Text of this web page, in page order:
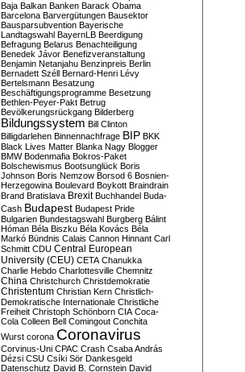
Baja Balkan Banken Barack Obama
Barcelona Barvergütungen Bausektor
Bausparsubvention Bayerische
Landtagswahl BayernLB Beerdigung
Befragung Belarus Benachteiligung
Benedek Jávor Benefizveranstaltung
Benjamin Netanjahu Benzinpreis Berlin
Bernadett Széll Bernard-Henri Lévy
Bertelsmann Besatzung
Beschäftigungsprogramme Besetzung
Bethlen-Peyer-Pakt Betrug
Bevölkerungsrückgang Bilderberg
Bildungssystem Bill Clinton
Billigdarlehen Binnennachfrage BIP BKK
Black Lives Matter Blanka Nagy Blogger
BMW Bodenmafia Bokros-Paket
Bolschewismus Bootsunglück Boris
Johnson Boris Nemzow Borsod 6 Bosnien-
Herzegowina Boulevard Boykott Braindrain
Brand Bratislava Brexit Buchhandel Buda-
Cash Budapest Budapest Pride
Bulgarien Bundestagswahl Burgberg Bálint
Hóman Béla Biszku Béla Kovács Béla
Markó Bündnis Calais Cannon Hinnant Carl
Schmitt CDU Central European
University (CEU) CETA Chanukka
Charlie Hebdo Charlottesville Chemnitz
China Christchurch Christdemokratie
Christentum Christian Kern Christlich-
Demokratische Internationale Christliche
Freiheit Christoph Schönborn CIA Coca-
Cola Colleen Bell Comingout Conchita
Wurst corona Coronavirus
Corvinus-Uni CPAC Crash Csaba András
Dézsi CSU Csíki Sör Dankesgeld
Datenschutz David B. Cornstein David